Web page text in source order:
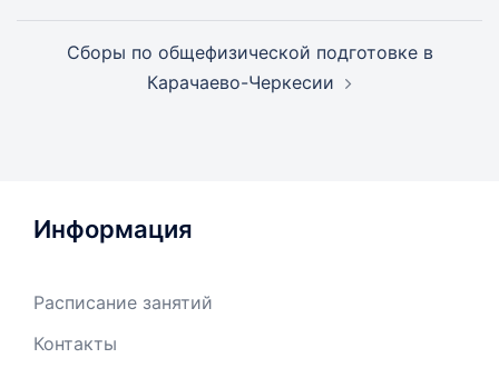
Сборы по общефизической подготовке в
Карачаево-Черкесии
Информация
Расписание занятий
Контакты